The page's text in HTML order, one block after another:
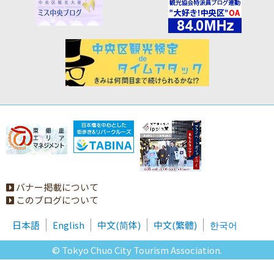
バナー掲載について
このブログについて
日本語
English 中文(简体) 中文(繁體)
한국어
© Tokyo Chuo City Tourism Association.